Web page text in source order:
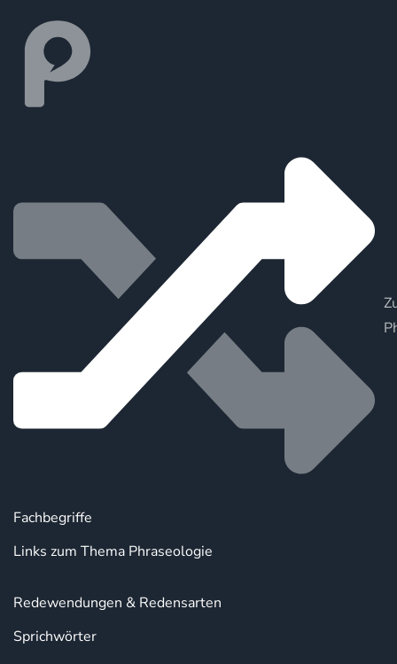
Fachbegriffe
Links zum Thema Phraseologie
Redewendungen & Redensarten
Sprichwörter